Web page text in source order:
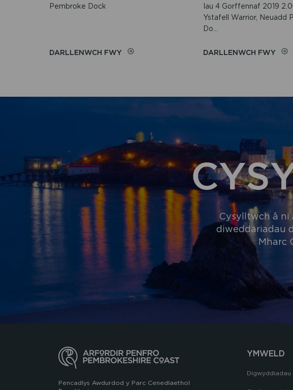
Pembroke Dock
DARLLENWCH FWYON
Iau 4 Gorffennaf 2019
Ystafell Warrior, Neuadd
Do...
DARLLENWCH FWYON
Cysylltwch â ni
diweddariadau
Mharc
Pencadlys Awdurdod y Parc Cenedlaethol
YMWELD
Digwyddiadau